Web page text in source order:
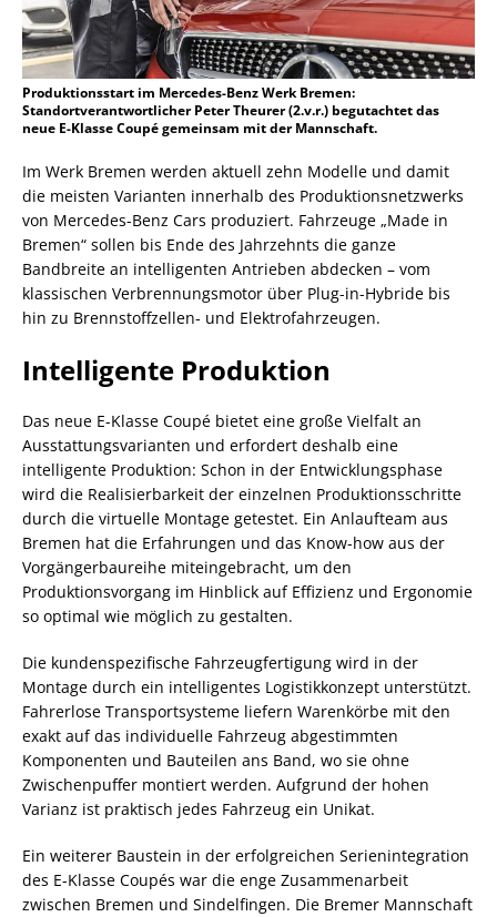
Produktionsstart im Mercedes-Benz Werk Bremen:
Standortverantwortlicher Peter Theurer (2.v.r.) begutachtet das
neue E-Klasse Coupé gemeinsam mit der Mannschaft.
Im Werk Bremen werden aktuell zehn Modelle und damit
die meisten Varianten innerhalb des Produktionsnetzwerks
von Mercedes-Benz Cars produziert. Fahrzeuge „Made in
Bremen“ sollen bis Ende des Jahrzehnts die ganze
Bandbreite an intelligenten Antrieben abdecken – vom
klassischen Verbrennungsmotor über Plug-in-Hybride bis
hin zu Brennstoffzellen- und Elektrofahrzeugen.
Intelligente Produktion
Das neue E-Klasse Coupé bietet eine große Vielfalt an
Ausstattungsvarianten und erfordert deshalb eine
intelligente Produktion: Schon in der Entwicklungsphase
wird die Realisierbarkeit der einzelnen Produktionsschritte
durch die virtuelle Montage getestet. Ein Anlaufteam aus
Bremen hat die Erfahrungen und das Know-how aus der
Vorgängerbaureihe miteingebracht, um den
Produktionsvorgang im Hinblick auf Effizienz und Ergonomie
so optimal wie möglich zu gestalten.
Die kundenspezifische Fahrzeugfertigung wird in der
Montage durch ein intelligentes Logistikkonzept unterstützt.
Fahrerlose Transportsysteme liefern Warenkörbe mit den
exakt auf das individuelle Fahrzeug abgestimmten
Komponenten und Bauteilen ans Band, wo sie ohne
Zwischenpuffer montiert werden. Aufgrund der hohen
Varianz ist praktisch jedes Fahrzeug ein Unikat.
Ein weiterer Baustein in der erfolgreichen Serienintegration
des E-Klasse Coupés war die enge Zusammenarbeit
zwischen Bremen und Sindelfingen. Die Bremer Mannschaft